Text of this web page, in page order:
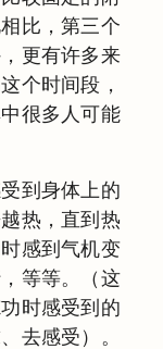
比，第三个
更有许多来
个时间段，
很多人可能
到身体上的
热，直到热
感到气机变
等等。（这
时感受到的
去感受）。